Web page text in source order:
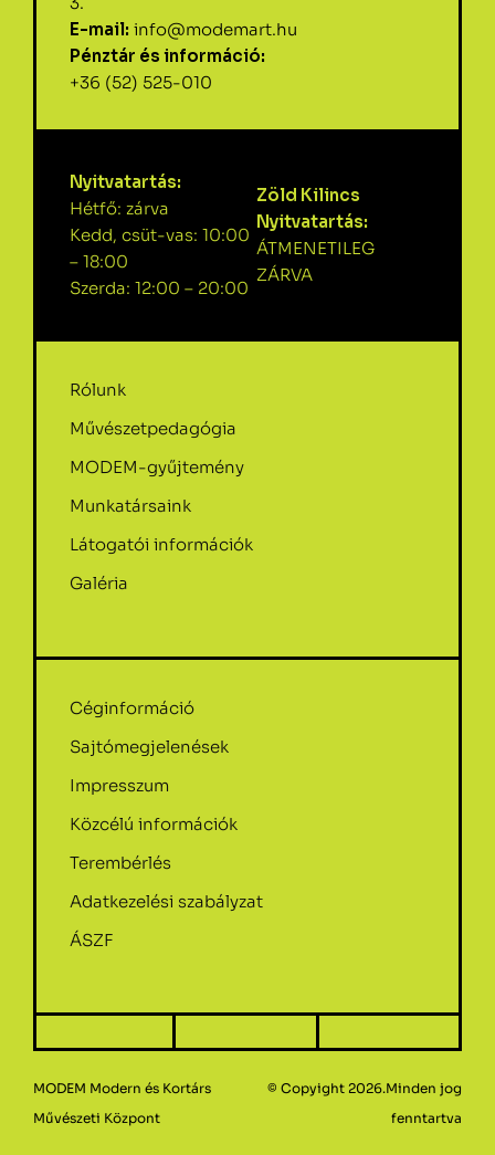
E-mail: info@modemart.hu
Pénztár és információ:
+36 (52) 525-010
Nyitvatartás:
Hétfő: zárva
Kedd, csüt-vas: 10:00
– 18:00
Szerda: 12:00 – 20:00
Zöld Kilincs
Nyitvatartás:
ÁTMENETILEG
ZÁRVA
Rólunk
Művészetpedagógia
MODEM-gyűjtemény
Munkatársaink
Látogatói információk
Galéria
Céginformáció
Sajtómegjelenések
Impresszum
Közcélú információk
Terembérlés
Adatkezelési szabályzat
ÁSZF
MODEM Modern és Kortárs
Művészeti Központ
© Copyight 2026.Minden jog
fenntartva